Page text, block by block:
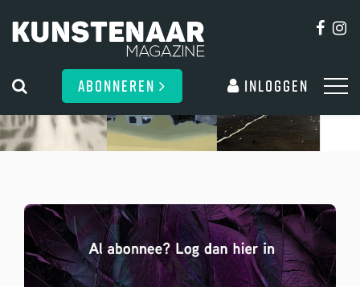
ABONNEREN Inloggen